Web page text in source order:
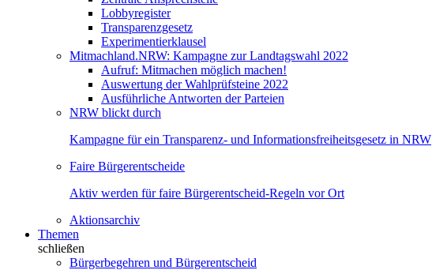
Lobbyregister
Transparenzgesetz
Experimentierklausel
Mitmachland.NRW: Kampagne zur Landtagswahl 2022
Aufruf: Mitmachen möglich machen!
Auswertung der Wahlprüfsteine 2022
Ausführliche Antworten der Parteien
NRW blickt durch
Kampagne für ein Transparenz- und Informationsfreiheitsgesetz in NRW
Faire Bürgerentscheide
Aktiv werden für faire Bürgerentscheid-Regeln vor Ort
Aktionsarchiv
Themen
schließen
Bürgerbegehren und Bürgerentscheid